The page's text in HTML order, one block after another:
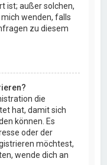
ist; außer solchen,
wenden, falls
zu diesem
die
hat, damit sich
können. Es
oder der
möchtest,
wende dich an